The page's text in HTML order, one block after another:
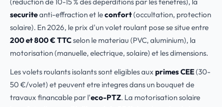
securiteanti-effraction et leconfort(occultation, protection
solaire). En 2026, le prix d'un volet roulant pose se situe entre
200 et 800 € TTCselon le materiau (PVC, aluminium), la
motorisation (manuelle, electrique, solaire) et les dimensions.
Les volets roulants isolants sont eligibles aux primes CEE(30-
50 €/volet) et peuvent etre integres dans un bouquet de
travaux financable par l'eco-PTZ. La motorisation solaire